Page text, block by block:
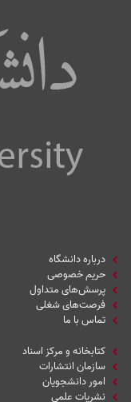
درباره دانشگاه
حریم خصوصی
پرسش‌های متداول
فرصت‌های شغلی
تماس با ما
کتابخانه و مرکز اسناد
سازمان انتشارات
امور دانشجویان
نشریات علمی